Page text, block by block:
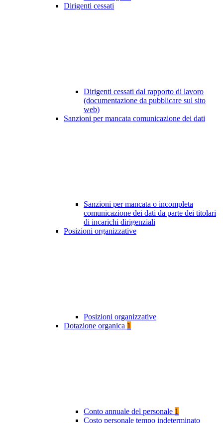
Dirigenti cessati
Dirigenti cessati dal rapporto di lavoro
(documentazione da pubblicare sul sito
web)
Sanzioni per mancata comunicazione dei dati
Sanzioni per mancata o incompleta
comunicazione dei dati da parte dei titolari
di incarichi dirigenziali
Posizioni organizzative
Posizioni organizzative
Dotazione organica 1
Conto annuale del personale 1
Costo personale tempo indeterminato